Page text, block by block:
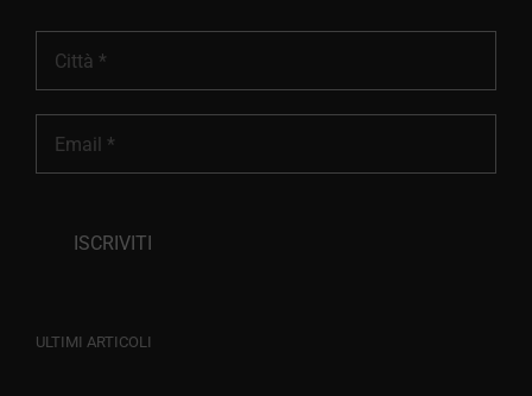
ULTIMI ARTICOLI